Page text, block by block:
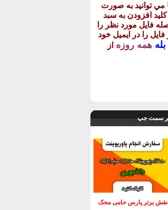
مي توانيد به صورت
افزودن به سبد
فايل مورد نظر را
را در ايميل خود
همه روزه از
سمت جپ
نقش برتر پارس حامی محک